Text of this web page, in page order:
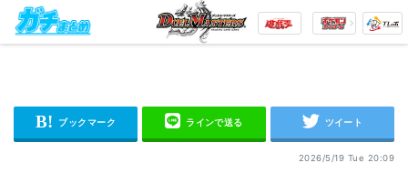
2026/5/19 Tue 20:09